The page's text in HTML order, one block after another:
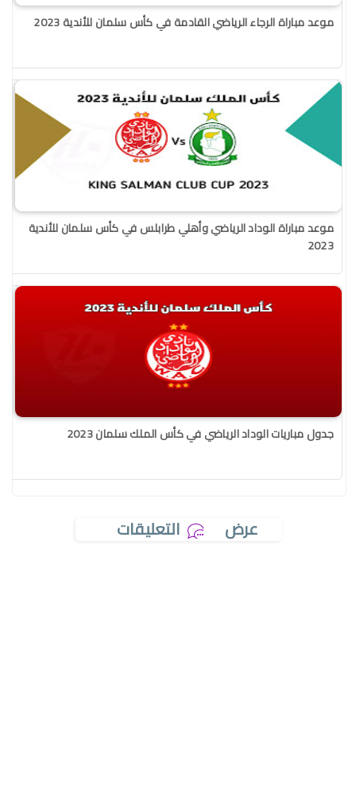
موعد مباراة الرجاء الرياضي القادمة في كأس سلمان للأندية 2023
موعد مباراة الوداد الرياضي وأهلي طرابلس في كأس سلمان للأندية
2023
جدول مباريات الوداد الرياضي في كأس الملك سلمان 2023
عرض التعليقات